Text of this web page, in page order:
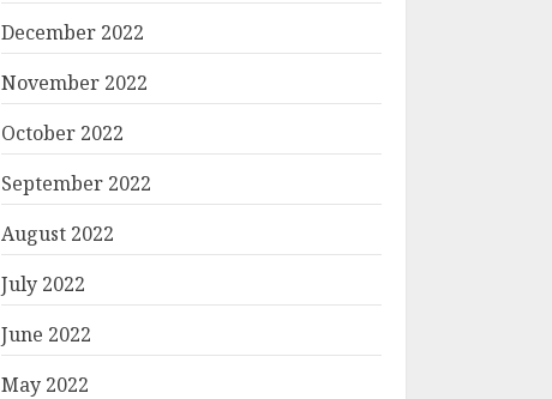
December 2022
November 2022
October 2022
September 2022
August 2022
July 2022
June 2022
May 2022